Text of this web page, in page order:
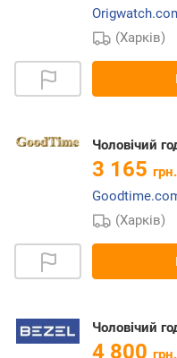
(Харків)
Чоловічий
3 165 грн.
(Харків)
Чоловічий
4 800 грн.